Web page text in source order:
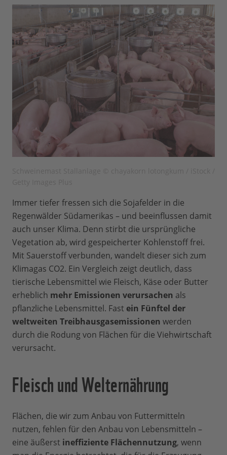
Immer tiefer fressen sich die Sojafelder in die
Regenwälder Südamerikas – und beeinflussen damit
auch unser Klima. Denn stirbt die ursprüngliche
Vegetation ab, wird gespeicherter Kohlenstoff frei.
Mit Sauerstoff verbunden, wandelt dieser sich zum
Klimagas CO2. Ein Vergleich zeigt deutlich, dass
tierische Lebensmittel wie Fleisch, Käse oder Butter
erheblich mehr Emissionen verursachen als
pflanzliche Lebensmittel. Fast ein Fünftel der
weltweiten Treibhausgasemissionen werden
durch die Rodung von Flächen für die Viehwirtschaft
verursacht.
Fleisch und Welternährung
Flächen, die wir zum Anbau von Futtermitteln
nutzen, fehlen für den Anbau von Lebensmitteln –
eine äußerst ineffiziente Flächennutzung, wenn